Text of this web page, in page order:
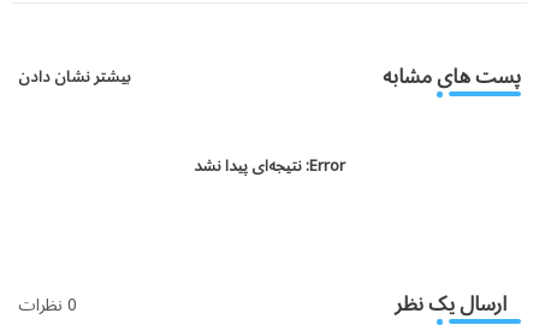
پست های مشابه بیشتر نشان دادن
Error: نتیجه‌ای پیدا نشد
ارسال یک نظر 0 نظرات